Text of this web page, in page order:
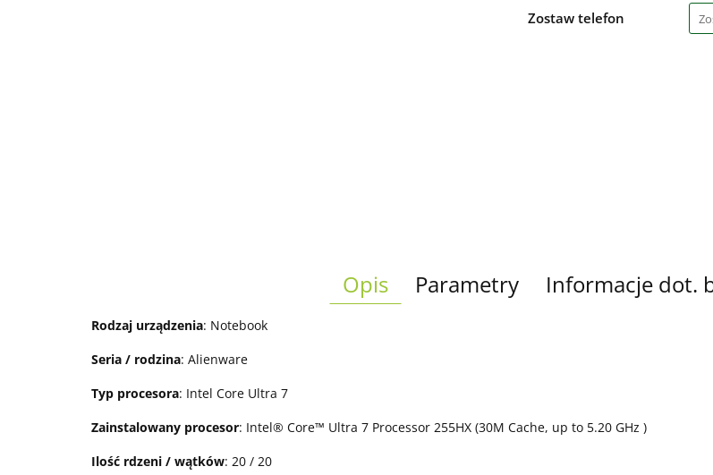
Zostaw telefon
Opis Parametry Informacje dot.
Rodzaj urządzenia: Notebook
Seria / rodzina: Alienware
Typ procesora: Intel Core Ultra 7
Zainstalowany procesor: Intel® Core™ Ultra 7 Processor 255HX (30M Cache, up to 5.20 GHz )
Ilość rdzeni / wątków: 20 / 20